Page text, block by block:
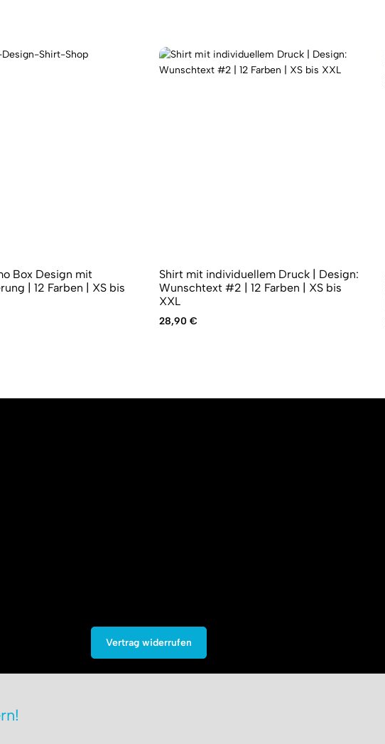
Box Design mit
| 12 Farben | XS bis
Shirt mit individuellem Druck | Design:
Wunschtext #2 | 12 Farben | XS bis
XXL
28,90 €
Vertrag widerrufen